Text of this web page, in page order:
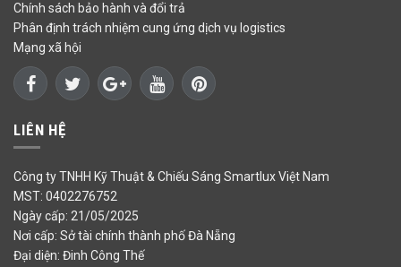
Chính sách bảo hành và đổi trả
Phân định trách nhiệm cung ứng dịch vụ logistics
Mạng xã hội
LIÊN HỆ
Công ty TNHH Kỹ Thuật & Chiếu Sáng Smartlux Việt Nam
MST: 0402276752
Ngày cấp: 21/05/2025
Nơi cấp: Sở tài chính thành phố Đà Nẵng
Đại diện: Đinh Công Thế